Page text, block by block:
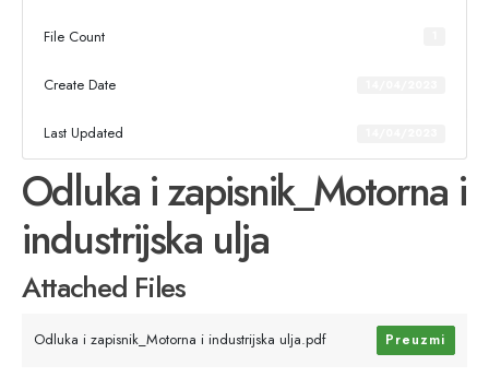
File Count
Create Date
Last Updated
Odluka i zapisnik_Motorna i
industrijska ulja
Attached Files
Odluka i zapisnik_Motorna i industrijska ulja.pdf Preuzmi